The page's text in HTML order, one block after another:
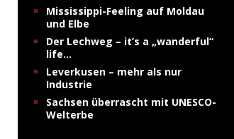
Mississippi-Feeling auf Moldau
und Elbe
Der Lechweg – it’s a „wanderful“
life…
Leverkusen – mehr als nur
Industrie
Sachsen überrascht mit UNESCO-
Welterbe